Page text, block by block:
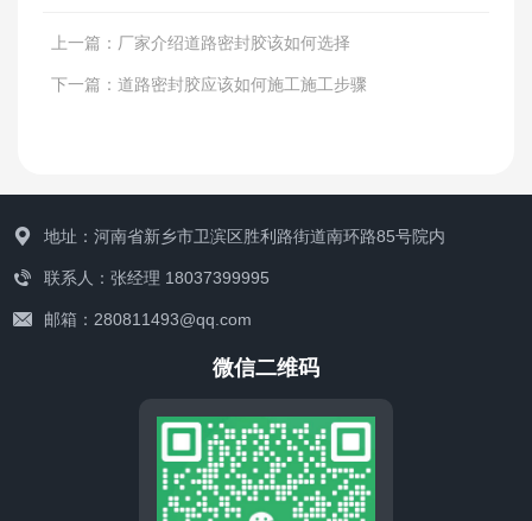
上一篇： 厂家介绍道路密封胶该如何选择
下一篇：道路密封胶应该如何施工施工步骤
地址：河南省新乡市卫滨区胜利路街道南环路85号院内
联系人：张经理 18037399995
邮箱：280811493@qq.com
微信二维码